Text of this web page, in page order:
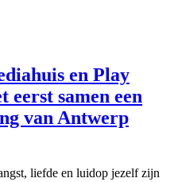
en Play
eerst samen een
van Antwerp
liefde en luidop jezelf zijn